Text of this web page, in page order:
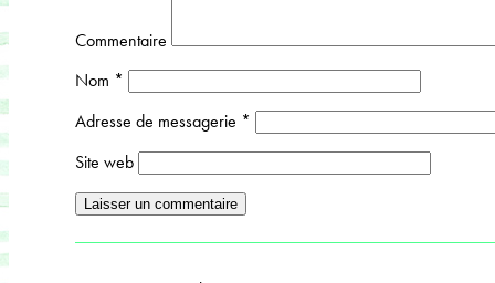
Commentaire
Nom *
Adresse de messagerie *
Site web